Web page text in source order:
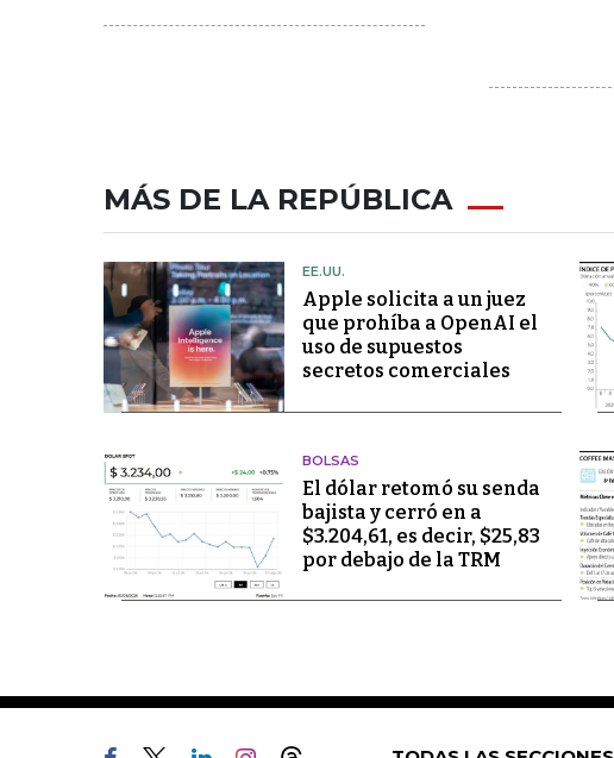
MÁS DE LA REPÚBLICA
EE.UU.
Apple solicita a un juez
que prohíba a OpenAI el
uso de supuestos
secretos comerciales
BOLSAS
El dólar retomó su senda
bajista y cerró en a
$3.204,61, es decir, $25,83
por debajo de la TRM